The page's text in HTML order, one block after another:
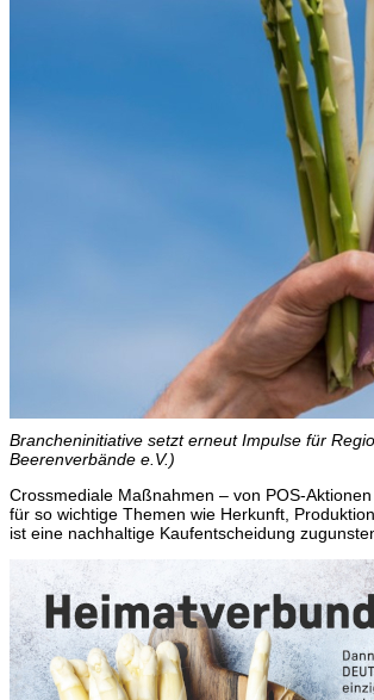
Brancheninitiative setzt erneut Impulse für
Beerenverbände e.V.)
Crossmediale Maßnahmen – von POS-
für so wichtige Themen wie Herkunft,
ist eine nachhaltige Kaufentscheidung